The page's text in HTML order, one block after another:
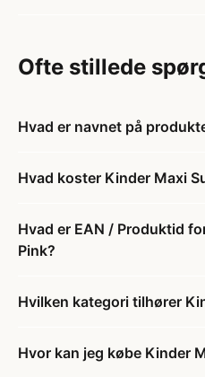
Ofte stillede
Hvad er navnet på
Hvad koster Kinder Maxi
Hvad er EAN / Produktid
Pink?
Hvilken kategori tilhører
Hvor kan jeg købe Kinder